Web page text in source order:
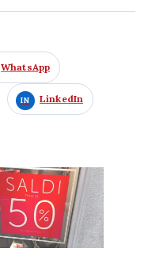
WhatsApp
LinkedIn